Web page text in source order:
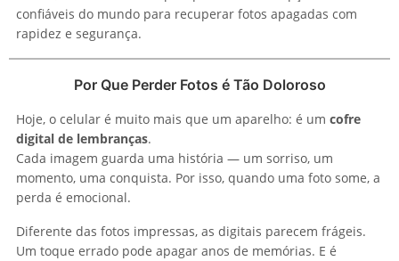
confiáveis do mundo para recuperar fotos apagadas com
rapidez e segurança.
Por Que Perder Fotos é Tão Doloroso
Hoje, o celular é muito mais que um aparelho: é um cofre
digital de lembranças.
Cada imagem guarda uma história — um sorriso, um
momento, uma conquista. Por isso, quando uma foto some, a
perda é emocional.
Diferente das fotos impressas, as digitais parecem frágeis.
Um toque errado pode apagar anos de memórias. E é